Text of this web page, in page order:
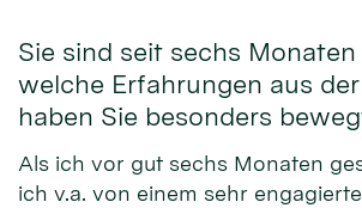
Sie sind seit sechs
welche Erfahrungen aus
haben Sie besonders
Als ich vor gut sechs Monaten
ich v.a. von einem sehr